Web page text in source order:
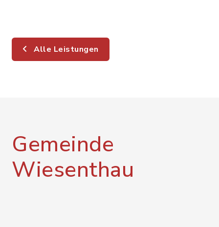
Alle Leistungen
Gemeinde
Wiesenthau